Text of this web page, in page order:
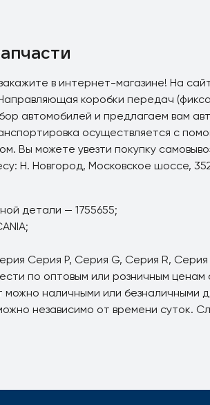
в интернет-магазине! На
коробки передач
автомобилей и предлагаем вам
осуществляется с
Вы можете увезти покупку
Н. Новгород, Московское шоссе,
детали — 1755655;
Серия P, Серия G, Серия R,
по оптовым или розничным ценам
наличными или безналичными
независимо от времени суток.